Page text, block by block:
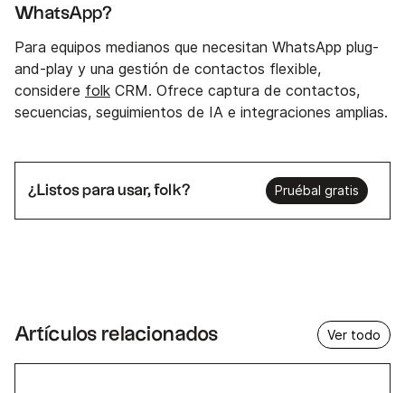
WhatsApp?
Para equipos medianos que necesitan WhatsApp plug-
and-play y una gestión de contactos flexible,
considere folk CRM. Ofrece captura de contactos,
secuencias, seguimientos de IA e integraciones amplias.
¿Listos para usar, folk? Pruébal gratis
Artículos relacionados Ver todo